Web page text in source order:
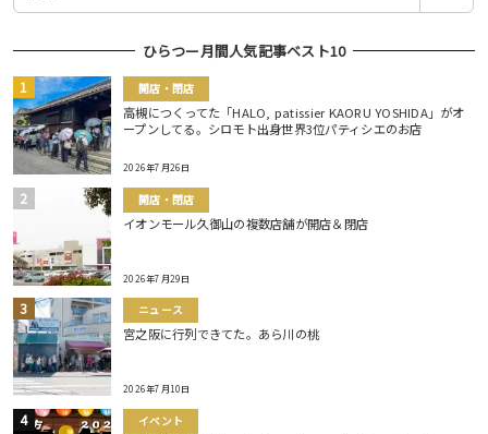
ひらつー月間人気記事ベスト10
開店・閉店
高槻につくってた「HALO, patissier KAORU YOSHIDA」がオ
ープンしてる。シロモト出身世界3位パティシエのお店
2026年7月26日
開店・閉店
イオンモール久御山の複数店舗が開店＆閉店
2026年7月29日
ニュース
宮之阪に行列できてた。あら川の桃
2026年7月10日
イベント